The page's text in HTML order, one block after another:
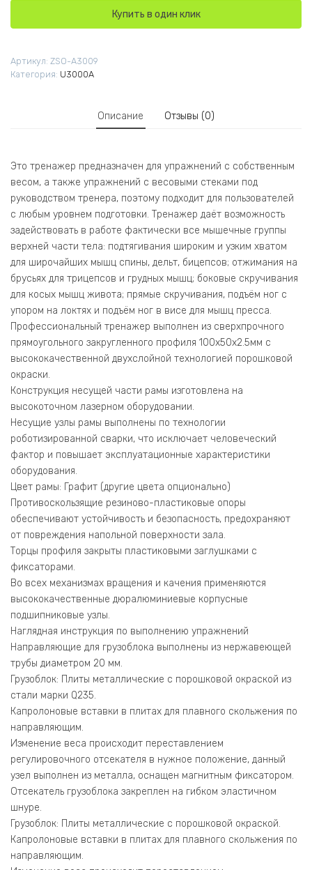
Купить в один клик
Артикул: ZSO-A3009
Категория: U3000A
Описание Отзывы (0)
Это тренажер предназначен для упражнений с собственным
весом, а также упражнений с весовыми стеками под
руководством тренера, поэтому подходит для пользователей
с любым уровнем подготовки. Тренажер даёт возможность
задействовать в работе фактически все мышечные группы
верхней части тела: подтягивания широким и узким хватом
для широчайших мышц спины, дельт, бицепсов; отжимания на
брусьях для трицепсов и грудных мышц; боковые скручивания
для косых мышц живота; прямые скручивания, подъём ног с
упором на локтях и подъём ног в висе для мышц пресса.
Профессиональный тренажер выполнен из сверхпрочного
прямоугольного закругленного профиля 100х50х2.5мм с
высококачественной двухслойной технологией порошковой
окраски.
Конструкция несущей части рамы изготовлена на
высокоточном лазерном оборудовании.
Несущие узлы рамы выполнены по технологии
роботизированной сварки, что исключает человеческий
фактор и повышает эксплуатационные характеристики
оборудования.
Цвет рамы: Графит (другие цвета опционально)
Противоскользящие резиново-пластиковые опоры
обеспечивают устойчивость и безопасность, предохраняют
от повреждения напольной поверхности зала.
Торцы профиля закрыты пластиковыми заглушками с
фиксаторами.
Во всех механизмах вращения и качения применяются
высококачественные дюралюминиевые корпусные
подшипниковые узлы.
Наглядная инструкция по выполнению упражнений
Направляющие для грузоблока выполнены из нержавеющей
трубы диаметром 20 мм.
Грузоблок: Плиты металлические с порошковой окраской из
стали марки Q235.
Капролоновые вставки в плитах для плавного скольжения по
направляющим.
Изменение веса происходит переставлением
регулировочного отсекателя в нужное положение, данный
узел выполнен из металла, оснащен магнитным фиксатором.
Отсекатель грузоблока закреплен на гибком эластичном
шнуре.
Грузоблок: Плиты металлические с порошковой окраской.
Капролоновые вставки в плитах для плавного скольжения по
направляющим.